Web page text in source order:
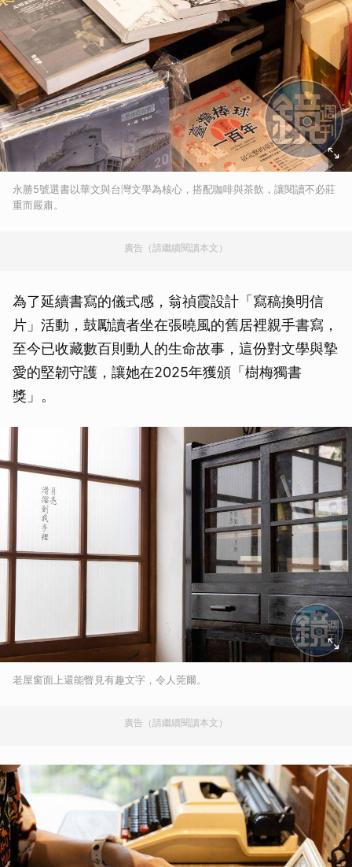
永勝5號選書以華文與台灣文學為核心，搭配咖啡與茶飲，讓閱讀不必莊
重而嚴肅。
廣告（請繼續閱讀本文）
為了延續書寫的儀式感，翁禎霞設計「寫稿換明信
片」活動，鼓勵讀者坐在張曉風的舊居裡親手書寫，
至今已收藏數百則動人的生命故事，這份對文學與摯
愛的堅韌守護，讓她在2025年獲頒「樹梅獨書
獎」。
老屋窗面上還能瞥見有趣文字，令人莞爾。
廣告（請繼續閱讀本文）